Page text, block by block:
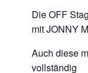
Die OFF
mit JONNY
Auch diese
vollständig